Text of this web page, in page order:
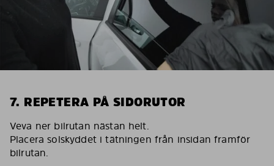
7. REPETERA PÅ SIDORUTOR
Veva ner bilrutan nästan helt.
Placera solskyddet i tätningen från insidan framför
bilrutan.